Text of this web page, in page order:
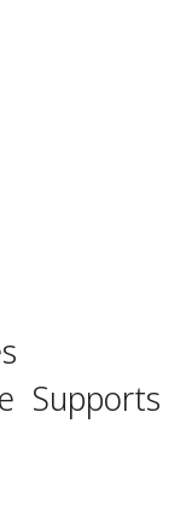
Supports